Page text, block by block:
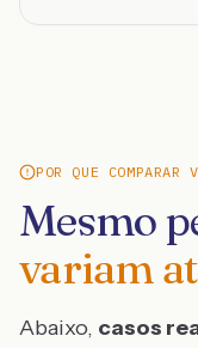
POR QUE COMPARAR
Mesmo
variam
Abaixo, casos